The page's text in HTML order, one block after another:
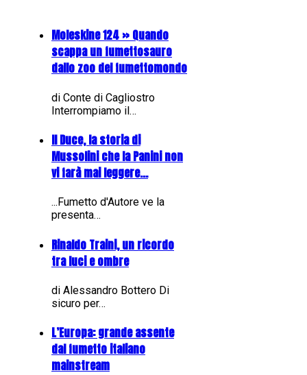
Moleskine 124 » Quando
scappa un fumettosauro
dallo zoo del fumettomondo
di Conte di Cagliostro
Interrompiamo il…
Il Duce, la storia di
Mussolini che la Panini non
vi farà mai leggere...
...Fumetto d'Autore ve la
presenta…
Rinaldo Traini, un ricordo
tra luci e ombre
di Alessandro Bottero Di
sicuro per…
L’Europa: grande assente
dal fumetto italiano
mainstream